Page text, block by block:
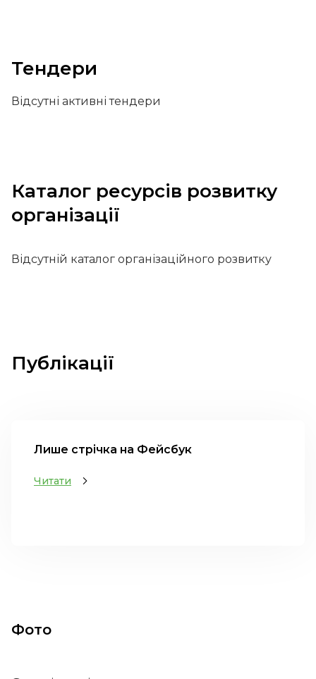
Тендери
Відсутні активні тендери
Каталог ресурсів розвитку
організації
Відсутній каталог організаційного розвитку
Публікації
Лише стрічка на Фейсбук
Читати
Фото